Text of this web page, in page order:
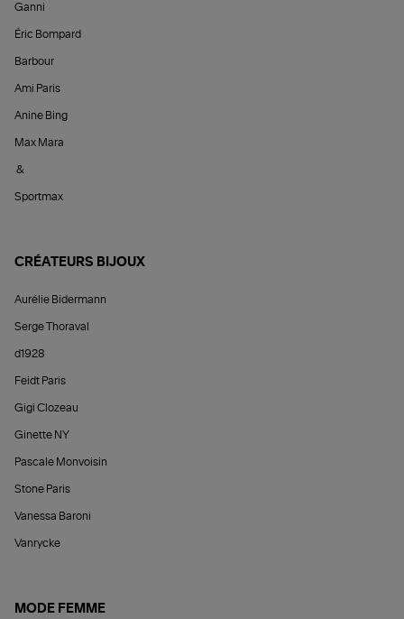
Ganni
Éric Bompard
Barbour
Ami Paris
Anine Bing
Max Mara
&
Sportmax
CRÉATEURS BIJOUX
Aurélie Bidermann
Serge Thoraval
d1928
Feidt Paris
Gigi Clozeau
Ginette NY
Pascale Monvoisin
Stone Paris
Vanessa Baroni
Vanrycke
MODE FEMME